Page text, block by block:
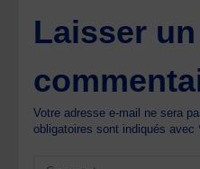
Laisser un
Votre adresse e-mail ne sera
obligatoires sont indiqués avec